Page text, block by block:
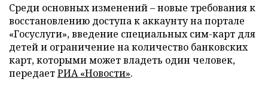
Среди основных изменений – новые требования к
восстановлению доступа к аккаунту на портале
«Госуслуги», введение специальных сим-карт для
детей и ограничение на количество банковских
карт, которыми может владеть один человек,
передаетРИА «Новости».